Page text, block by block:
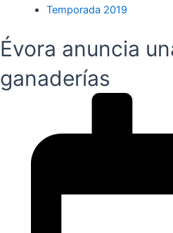
Temporada 2019
Évora anuncia
ganaderías